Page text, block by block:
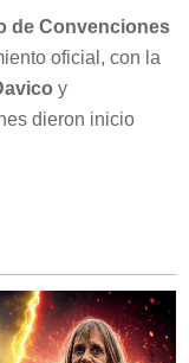
de Convenciones
oficial, con la
y
dieron inicio